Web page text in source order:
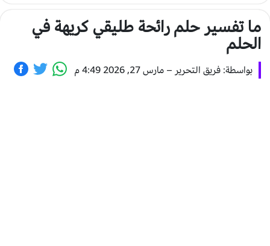
ما تفسير حلم رائحة طليقي كريهة في
الحلم
بواسطة: فريق التحرير – مارس 27, 2026 4:49 م